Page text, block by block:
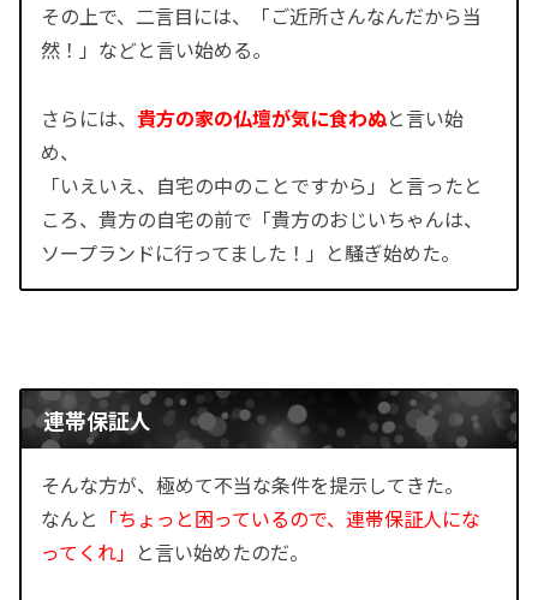
その上で、二言目には、「ご近所さんなんだから当
然！」などと言い始める。
さらには、 貴方の家の仏壇が気に食わぬと言い始
め、
「いえいえ、自宅の中のことですから」と言ったと
ころ、貴方の自宅の前で「貴方のおじいちゃんは、
ソープランドに行ってました！」と騒ぎ始めた。
連帯保証人
そんな方が、極めて不当な条件を提示してきた。
なんと 「ちょっと困っているので、連帯保証人にな
ってくれ」 と言い始めたのだ。